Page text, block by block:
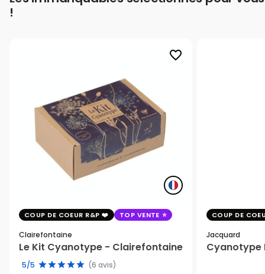
!
favorite_border
COUP DE COEUR R&P TOP VENTE
Clairefontaine
Le Kit Cyanotype - Clairefontaine
5/5 (6 avis)
COUP DE
Jacquard
Cyanotype